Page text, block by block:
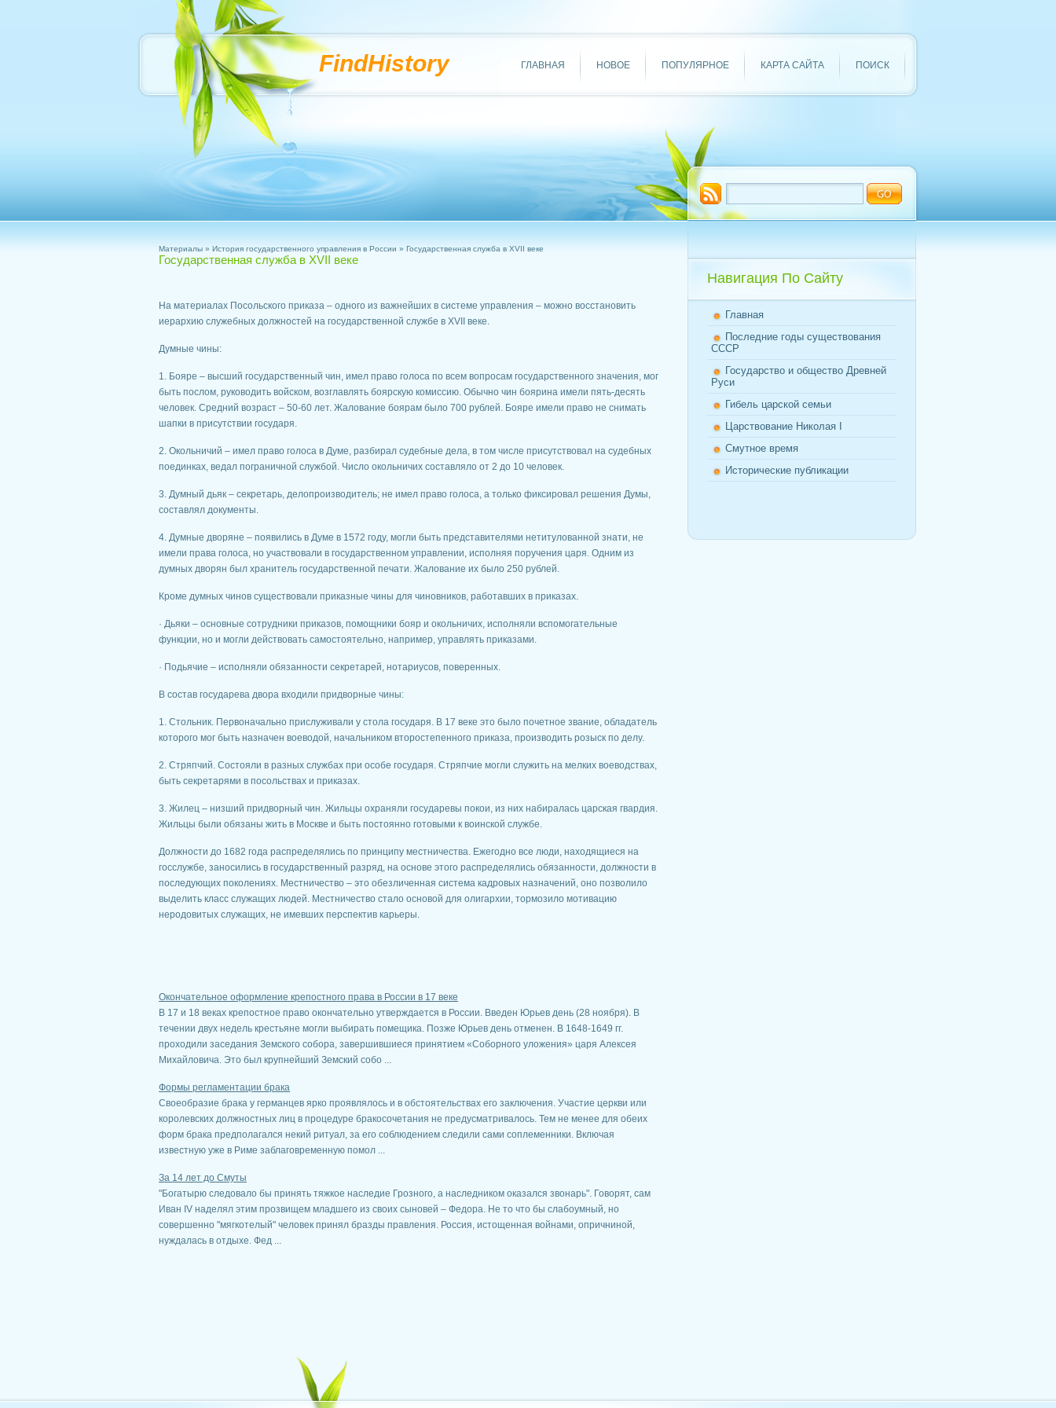
FindHistory ГЛАВНАЯ НОВОЕ ПОПУЛЯРНОЕ КАРТА САЙТА ПОИСК
Материалы » История государственного управления в России » Государственная служба в XVII веке
Государственная служба в XVII веке
На материалах Посольского приказа – одного из важнейших в системе управления – можно восстановить
иерархию служебных должностей на государственной службе в XVII веке.
Думные чины:
1. Бояре – высший государственный чин, имел право голоса по всем вопросам государственного значения, мог
быть послом, руководить войском, возглавлять боярскую комиссию. Обычно чин боярина имели пять-десять
человек. Средний возраст – 50-60 лет. Жалование боярам было 700 рублей. Бояре имели право не снимать
шапки в присутствии государя.
2. Окольничий – имел право голоса в Думе, разбирал судебные дела, в том числе присутствовал на судебных
поединках, ведал пограничной службой. Число окольничих составляло от 2 до 10 человек.
3. Думный дьяк – секретарь, делопроизводитель; не имел право голоса, а только фиксировал решения Думы,
составлял документы.
4. Думные дворяне – появились в Думе в 1572 году, могли быть представителями нетитулованной знати, не
имели права голоса, но участвовали в государственном управлении, исполняя поручения царя. Одним из
думных дворян был хранитель государственной печати. Жалование их было 250 рублей.
Кроме думных чинов существовали приказные чины для чиновников, работавших в приказах.
· Дьяки – основные сотрудники приказов, помощники бояр и окольничих, исполняли вспомогательные
функции, но и могли действовать самостоятельно, например, управлять приказами.
· Подьячие – исполняли обязанности секретарей, нотариусов, поверенных.
В состав государева двора входили придворные чины:
1. Стольник. Первоначально прислуживали у стола государя. В 17 веке это было почетное звание, обладатель
которого мог быть назначен воеводой, начальником второстепенного приказа, производить розыск по делу.
2. Стряпчий. Состояли в разных службах при особе государя. Стряпчие могли служить на мелких воеводствах,
быть секретарями в посольствах и приказах.
3. Жилец – низший придворный чин. Жильцы охраняли государевы покои, из них набиралась царская гвардия.
Жильцы были обязаны жить в Москве и быть постоянно готовыми к воинской службе.
Должности до 1682 года распределялись по принципу местничества. Ежегодно все люди, находящиеся на
госслужбе, заносились в государственный разряд, на основе этого распределялись обязанности, должности в
последующих поколениях. Местничество – это обезличенная система кадровых назначений, оно позволило
выделить класс служащих людей. Местничество стало основой для олигархии, тормозило мотивацию
неродовитых служащих, не имевших перспектив карьеры.
Окончательное оформление крепостного права в России в 17 веке
В 17 и 18 веках крепостное право окончательно утверждается в России. Введен Юрьев день (28 ноября). В
течении двух недель крестьяне могли выбирать помещика. Позже Юрьев день отменен. В 1648-1649 гг.
проходили заседания Земского собора, завершившиеся принятием «Соборного уложения» царя Алексея
Михайловича. Это был крупнейший Земский собо ...
Формы регламентации брака
Своеобразие брака у германцев ярко проявлялось и в обстоятельствах его заключения. Участие церкви или
королевских должностных лиц в процедуре бракосочетания не предусматривалось. Тем не менее для обеих
форм брака предполагался некий ритуал, за его соблюдением следили сами соплеменники. Включая
известную уже в Риме заблаговременную помол ...
За 14 лет до Смуты
"Богатырю следовало бы принять тяжкое наследие Грозного, а наследником оказался звонарь". Говорят, сам
Иван IV наделял этим прозвищем младшего из своих сыновей – Федора. Не то что бы слабоумный, но
совершенно "мягкотелый" человек принял бразды правления. Россия, истощенная войнами, опричниной,
нуждалась в отдыхе. Фед ...
Навигация По Сайту
Главная
Последние годы существования
СССР
Государство и общество Древней
Руси
Гибель царской семьи
Царствование Николая I
Смутное время
Исторические публикации